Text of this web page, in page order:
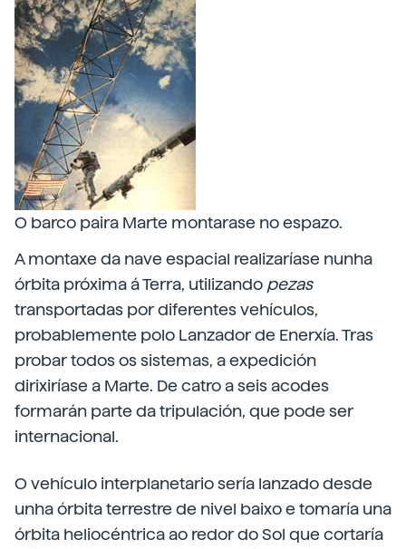
O barco paira Marte montarase no espazo.
A montaxe da nave espacial realizaríase nunha
órbita próxima á Terra, utilizando pezas
transportadas por diferentes vehículos,
probablemente polo Lanzador de Enerxía. Tras
probar todos os sistemas, a expedición
dirixiríase a Marte. De catro a seis acodes
formarán parte da tripulación, que pode ser
internacional.
O vehículo interplanetario sería lanzado desde
unha órbita terrestre de nivel baixo e tomaría una
órbita heliocéntrica ao redor do Sol que cortaría